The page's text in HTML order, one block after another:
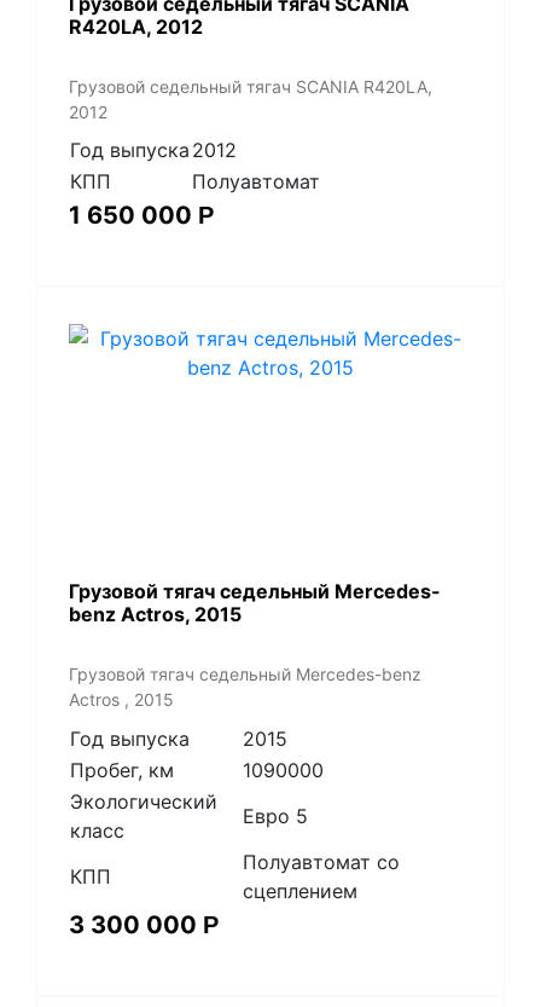
R420LA, 2012
Грузовой седельный тягач SCANIA R420LA,
2012
Год выпуска 2012
КПП
Полуавтомат
1 650 000 Р
Грузовой тягач седельный Mercedes-
benz Actros, 2015
Грузовой тягач седельный Mercedes-benz
Actros , 2015
Год выпуска
2015
Пробег, км
1090000
Экологический
класс
Евро 5
КПП
Полуавтомат со
сцеплением
3 300 000 Р